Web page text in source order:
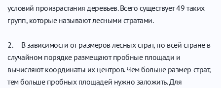
условий произрастания деревьев. Всего существует 49 таких
групп, которые называют лесными стратами.
2. В зависимости от размеров лесных страт, по всей стране в
случайном порядке размещают пробные площади и
вычисляют координаты их центров. Чем больше размер страт,
тем больше пробных площадей нужно заложить. Для